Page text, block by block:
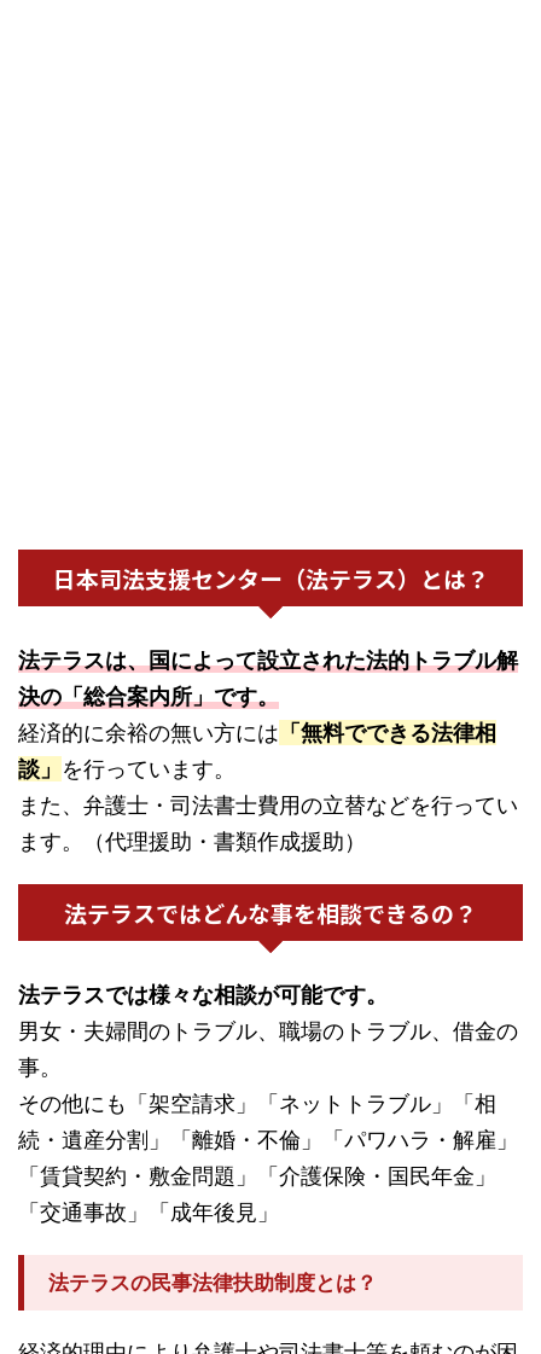
日本司法支援センター（法テラス）とは？
法テラスは、国によって設立された法的トラブル解
決の「総合案内所」です。
経済的に余裕の無い方には 「無料でできる法律相
談」 を行っています。
また、弁護士・司法書士費用の立替などを行ってい
ます。（代理援助・書類作成援助）
法テラスではどんな事を相談できるの？
法テラスでは様々な相談が可能です。
男女・夫婦間のトラブル、職場のトラブル、借金の
事。
その他にも「架空請求」「ネットトラブル」「相
続・遺産分割」「離婚・不倫」「パワハラ・解雇」
「賃貸契約・敷金問題」「介護保険・国民年金」
「交通事故」「成年後見」
法テラスの民事法律扶助制度とは？